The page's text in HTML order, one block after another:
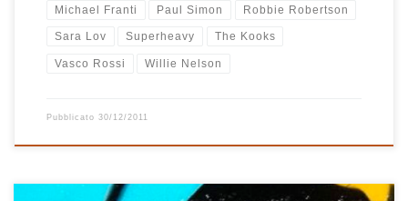
Michael Franti Paul Simon Robbie Robertson
Sara Lov Superheavy The Kooks
Vasco Rossi Willie Nelson
Pubblicato 30/12/2011